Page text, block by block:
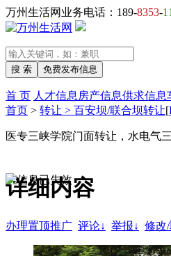
万州生活网业务电话：189-8353-
首 页 人才信息 房产信息供求信息
首页 > 转让 > 百安坝/联合坝转让[
医专三峡学院门面转让，水电气
详细内容
办理置顶推广 评论↓ 举报↓ 修改